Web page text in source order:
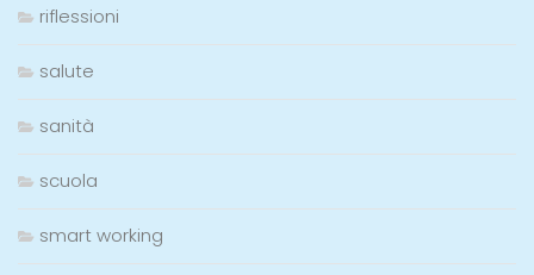
riflessioni
salute
sanità
scuola
smart working